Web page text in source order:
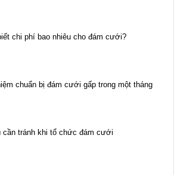
chi phí bao nhiêu cho đám cưới?
chuẩn bị đám cưới gấp trong một tháng
cần tránh khi tổ chức đám cưới